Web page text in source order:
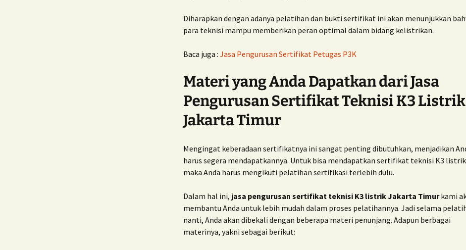
Diharapkan dengan adanya pelatihan dan bukti sertifikat ini akan menunjukkan
para teknisi mampu memberikan peran optimal dalam bidang kelistrikan.
Baca juga : Jasa Pengurusan Sertifikat Petugas P3K
Materi yang Anda Dapatkan dari Jasa
Pengurusan Sertifikat Teknisi K3 Listrik
Jakarta Timur
Mengingat keberadaan sertifikatnya ini sangat penting dibutuhkan, menjadikan
harus segera mendapatkannya. Untuk bisa mendapatkan sertifikat teknisi K3
maka Anda harus mengikuti pelatihan sertifikasi terlebih dulu.
Dalam hal ini, jasa pengurusan sertifikat teknisi K3 listrik Jakarta Timurkami
membantu Anda untuk lebih mudah dalam proses pelatihannya. Jadi selama
nanti, Anda akan dibekali dengan beberapa materi penunjang. Adapun berbagai
materinya, yakni sebagai berikut: